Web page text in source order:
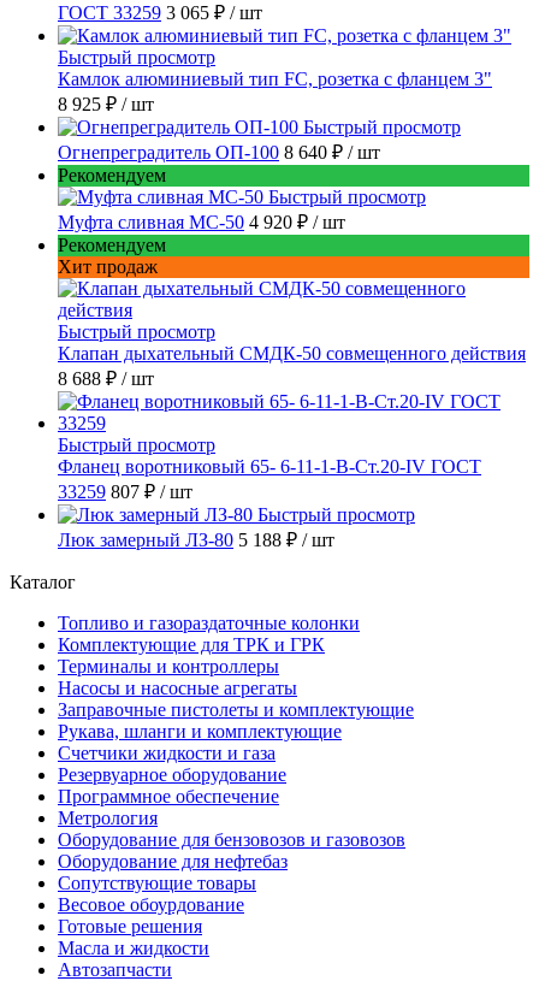
ГОСТ 33259 3 065 ₽ / шт
Быстрый просмотр
Камлок алюминиевый тип FC, розетка с фланцем 3"
8 925 ₽ / шт
Быстрый просмотр
Огнепреградитель ОП-100 8 640 ₽ / шт
Рекомендуем
Быстрый просмотр
Муфта сливная МС-50 4 920 ₽ / шт
Рекомендуем
Хит продаж
Быстрый просмотр
Клапан дыхательный СМДК-50 совмещенного действия
8 688 ₽ / шт
Быстрый просмотр
Фланец воротниковый 65- 6-11-1-B-Ст.20-IV ГОСТ
33259 807 ₽ / шт
Быстрый просмотр
Люк замерный ЛЗ-80 5 188 ₽ / шт
Каталог
Топливо и газораздаточные колонки
Комплектующие для ТРК и ГРК
Терминалы и контроллеры
Насосы и насосные агрегаты
Заправочные пистолеты и комплектующие
Рукава, шланги и комплектующие
Счетчики жидкости и газа
Резервуарное оборудование
Программное обеспечение
Метрология
Оборудование для бензовозов и газовозов
Оборудование для нефтебаз
Сопутствующие товары
Весовое обоурдование
Готовые решения
Масла и жидкости
Автозапчасти